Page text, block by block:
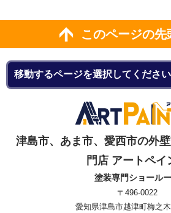
このページの先
津島市、あま市、愛西市の外
門店 アートペイ
塗装専門ショール
〒496-0022
愛知県津島市越津町梅之